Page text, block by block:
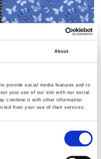
About
provide social media features and to
your use of our site with our social
combine it with other information
from your use of their services.
24857-BLU-CTN-D
Heirloom - Digital